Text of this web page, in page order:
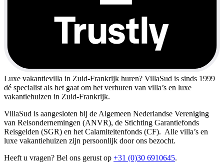
Luxe vakantievilla in Zuid-Frankrijk huren? VillaSud is sinds 1999
dé specialist als het gaat om het verhuren van villa’s en luxe
vakantiehuizen in Zuid-Frankrijk.
VillaSud is aangesloten bij de Algemeen Nederlandse Vereniging
van Reisondernemingen (ANVR), de Stichting Garantiefonds
Reisgelden (SGR) en het Calamiteitenfonds (CF). Alle villa’s en
luxe vakantiehuizen zijn persoonlijk door ons bezocht.
Heeft u vragen? Bel ons gerust op +31 (0)30 6910645.